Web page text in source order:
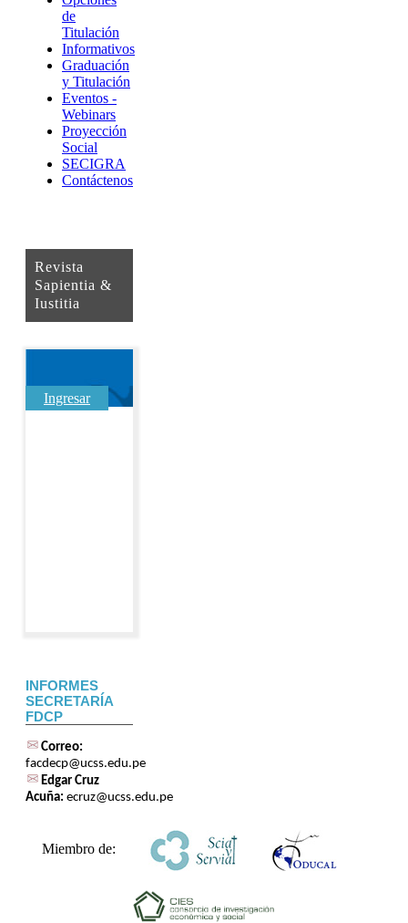
de
Titulación
Informativos
Graduación
y Titulación
Eventos -
Webinars
Proyección
Social
SECIGRA
Contáctenos
Revista
Sapientia &
Iustitia
Ingresar
INFORMES
SECRETARÍA
FDCP
Correo:
facdecp@ucss.edu.pe
Edgar Cruz
Acuña: ecruz@ucss.edu.pe
Miembro de: